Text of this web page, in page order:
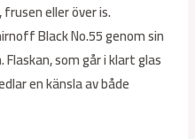
eller över is.
Black No.55 genom sin
som går i klart glas
en känsla av både